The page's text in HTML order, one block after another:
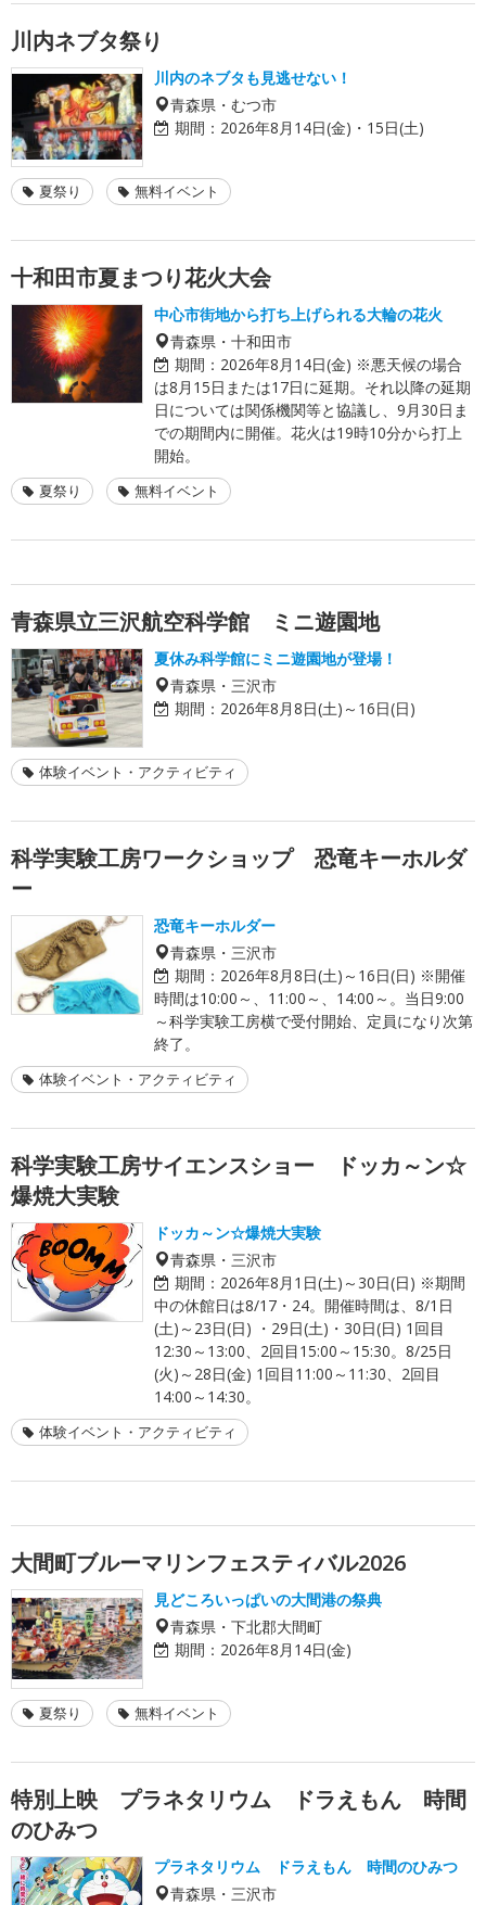
川内ネブタ祭り
川内のネブタも見逃せない！
青森県・むつ市
期間： 2026年8月14日(金)・15日(土)
夏祭り 無料イベント
十和田市夏まつり花火大会
中心市街地から打ち上げられる大輪の花火
青森県・十和田市
期間： 2026年8月14日(金) ※悪天候の場合
は8月15日または17日に延期。それ以降の延期
日については関係機関等と協議し、9月30日ま
での期間内に開催。花火は19時10分から打上
開始。
夏祭り 無料イベント
青森県立三沢航空科学館 ミニ遊園地
夏休み科学館にミニ遊園地が登場！
青森県・三沢市
期間： 2026年8月8日(土)～16日(日)
体験イベント・アクティビティ
科学実験工房ワークショップ 恐竜キーホルダ
ー
恐竜キーホルダー
青森県・三沢市
期間： 2026年8月8日(土)～16日(日) ※開催
時間は10:00～、11:00～、14:00～。当日9:00
～科学実験工房横で受付開始、定員になり次第
終了。
体験イベント・アクティビティ
科学実験工房サイエンスショー ドッカ～ン☆
爆焼大実験
ドッカ～ン☆爆焼大実験
青森県・三沢市
期間： 2026年8月1日(土)～30日(日) ※期間
中の休館日は8/17・24。開催時間は、8/1日
(土)～23日(日) ・29日(土)・30日(日) 1回目
12:30～13:00、2回目15:00～15:30。8/25日
(火)～28日(金) 1回目11:00～11:30、2回目
14:00～14:30。
体験イベント・アクティビティ
大間町ブルーマリンフェスティバル2026
見どころいっぱいの大間港の祭典
青森県・下北郡大間町
期間： 2026年8月14日(金)
夏祭り 無料イベント
特別上映 プラネタリウム ドラえもん 時間
のひみつ
プラネタリウム ドラえもん 時間のひみつ
青森県・三沢市